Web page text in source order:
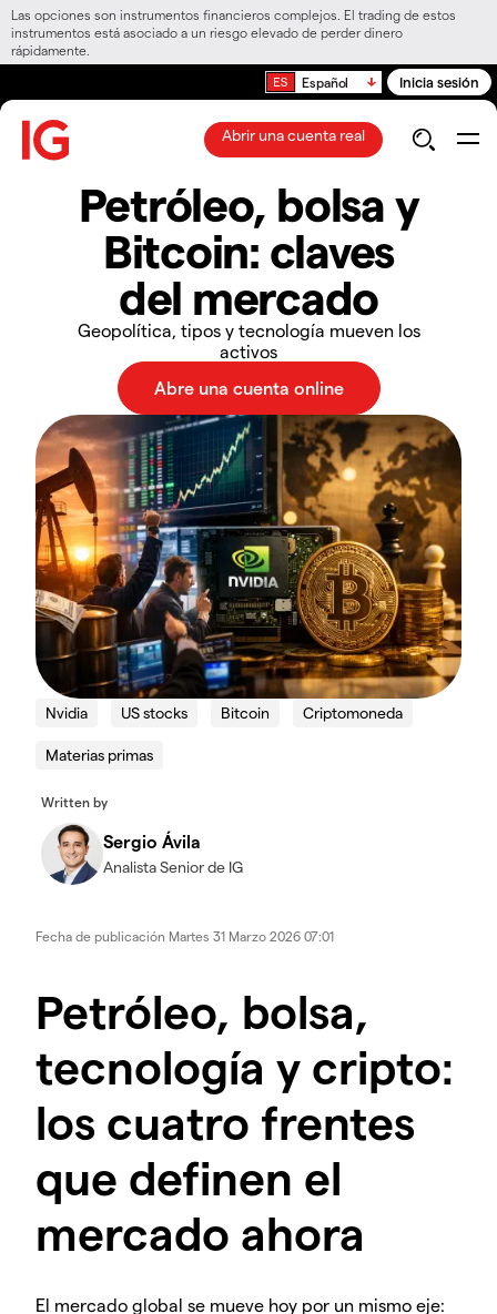
Las opciones son instrumentos financieros complejos. El trading de estos
instrumentos está asociado a un riesgo elevado de perder dinero
rápidamente.
Español Inicia sesión
Abrir una cuenta real
Petróleo, bolsa y
Bitcoin: claves
del mercado
Geopolítica, tipos y tecnología mueven los
activos
Nvidia US stocks Bitcoin Criptomoneda
Materias primas
Written by
Sergio Ávila
Analista Senior de IG
Fecha de publicación Martes 31 Marzo 2026 07:01
Petróleo, bolsa,
tecnología y cripto:
los cuatro frentes
que definen el
mercado ahora
El mercado global se mueve hoy por un mismo eje: